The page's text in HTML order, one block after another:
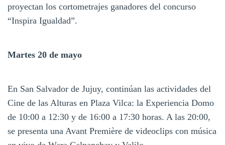
proyectan los cortometrajes ganadores del concurso
“Inspira Igualdad”.
Martes 20 de mayo
En San Salvador de Jujuy, continúan las actividades del
Cine de las Alturas en Plaza Vilca: la Experiencia Domo
de 10:00 a 12:30 y de 16:00 a 17:30 horas. A las 20:00,
se presenta una Avant Première de videoclips con música